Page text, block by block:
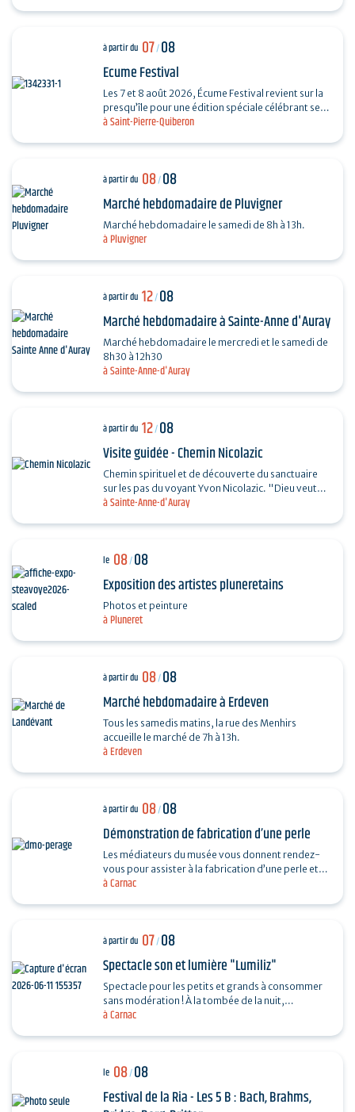
à Saint-Pierre-Quiberon
à partir du 07/08
Ecume Festival
Les 7 et 8 août 2026, Écume Festival revient sur la
presqu’île pour une édition spéciale célébrant ses
5 ans. En seulement quelques années,…
à Pluvigner
à partir du 08/08
Marché hebdomadaire de Pluvigner
Marché hebdomadaire le samedi de 8h à 13h.
à Sainte-Anne-d'Auray
à partir du 12/08
Marché hebdomadaire à Sainte-Anne d'Auray
Marché hebdomadaire le mercredi et le samedi de
8h30 à 12h30
à Sainte-Anne-d'Auray
à partir du 12/08
Visite guidée - Chemin Nicolazic
Chemin spirituel et de découverte du sanctuaire
sur les pas du voyant Yvon Nicolazic. "Dieu veut
que je sois honorée ici", telles furent les paroles
à Pluneret
le 08/08
Exposition des artistes pluneretains
Photos et peinture
à Erdeven
à partir du 08/08
Marché hebdomadaire à Erdeven
Tous les samedis matins, la rue des Menhirs
accueille le marché de 7h à 13h.
à Carnac
à partir du 08/08
Démonstration de fabrication d’une perle
Les médiateurs du musée vous donnent rendez-
vous pour assister à la fabrication d’une perle et
vous dévoiler les techniques ingénieuses…
à Carnac
à partir du 07/08
Spectacle son et lumière "Lumiliz"
Spectacle pour les petits et grands à consommer
sans modération ! À la tombée de la nuit,
découvrez un spectacle de projections
le 08/08
Festival de la Ria - Les 5 B : Bach, Brahms,